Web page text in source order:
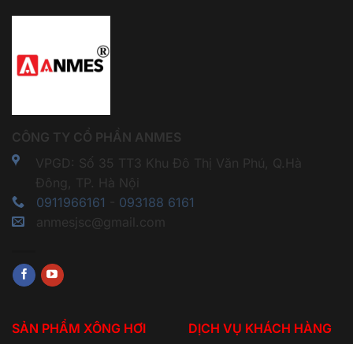
CÔNG TY CỔ PHẦN ANMES
VPGD: Số 35 TT3 Khu Đô Thị Văn Phú, Q.Hà
Đông, TP. Hà Nội
0911966161
093188 6161
anmesjsc@gmail.com
SẢN PHẨM XÔNG HƠI
DỊCH VỤ KHÁCH HÀNG